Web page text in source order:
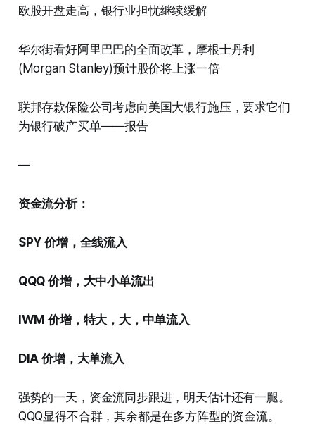
欧股开盘走高，银行业担忧继续缓解
华尔街看好阿里巴巴的全面改革，摩根士丹利
(Morgan Stanley)预计股价将上涨一倍
联邦存款保险公司考虑向美国大银行施压，要求它们
为银行破产买单——报告
—
资金流分析：
SPY 价增，全线流入
QQQ 价增，大中小单流出
IWM 价增，特大，大，中单流入
DIA 价增，大单流入
强势的一天，资金流同步跟进，明天估计还有一腿。
QQQ显得不合群，其余都是在多方阵型的资金流。